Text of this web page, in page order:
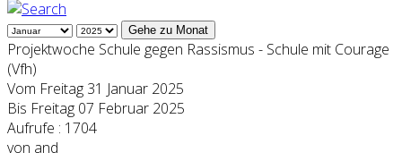
Gehe zu Monat
Projektwoche Schule gegen Rassismus - Schule mit Courage
(Vfh)
Vom Freitag 31 Januar 2025
Bis Freitag 07 Februar 2025
Aufrufe : 1704
von and